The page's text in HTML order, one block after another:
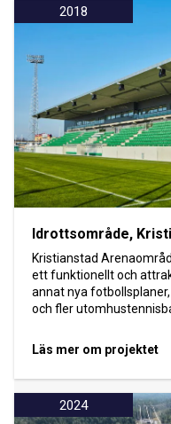
2018
Idrottsområde,
Kristianstad
ett funktionellt och
annat nya
och fler
Läs mer om projektet
2024